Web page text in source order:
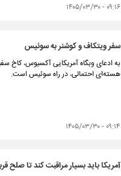
۰۹:۱۶ - ۱۴۰۵/۰۳/۳۰
سفر ویتکاف و کوشنر به سوئیس
به ادعای وبگاه آمریکایی آکسیوس، کاخ
هسته‌ای احتمالی، در راه سوئیس است.
۰۹:۱۴ - ۱۴۰۵/۰۳/۳۰
آمریکا باید بسیار مراقبت کند تا